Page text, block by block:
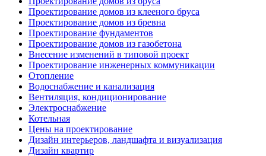
Проектирование домов из клееного бруса
Проектирование домов из бревна
Проектирование фундаментов
Проектирование домов из газобетона
Внесение изменений в типовой проект
Проектирование инженерных коммуникации
Отопление
Водоснабжение и канализация
Вентиляция, кондиционирование
Электроснабжение
Котельная
Цены на проектирование
Дизайн интерьеров, ландшафта и визуализация
Дизайн квартир